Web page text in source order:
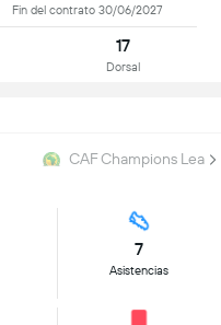
Fin del contrato 30/06/2027
17
Dorsal
CAF Champions
7
Asistencias